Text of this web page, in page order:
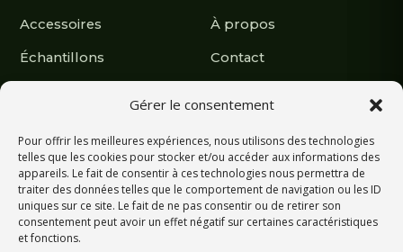
Gérer le consentement
Pour offrir les meilleures expériences, nous utilisons des technologies
telles que les cookies pour stocker et/ou accéder aux informations des
appareils. Le fait de consentir à ces technologies nous permettra de
traiter des données telles que le comportement de navigation ou les ID
uniques sur ce site. Le fait de ne pas consentir ou de retirer son
consentement peut avoir un effet négatif sur certaines caractéristiques
et fonctions.
Accessoires
Échantillons
À propos
Contact
Retrouvez nos réalisations et actualités.
Écrivez-nous sur WhatsApp